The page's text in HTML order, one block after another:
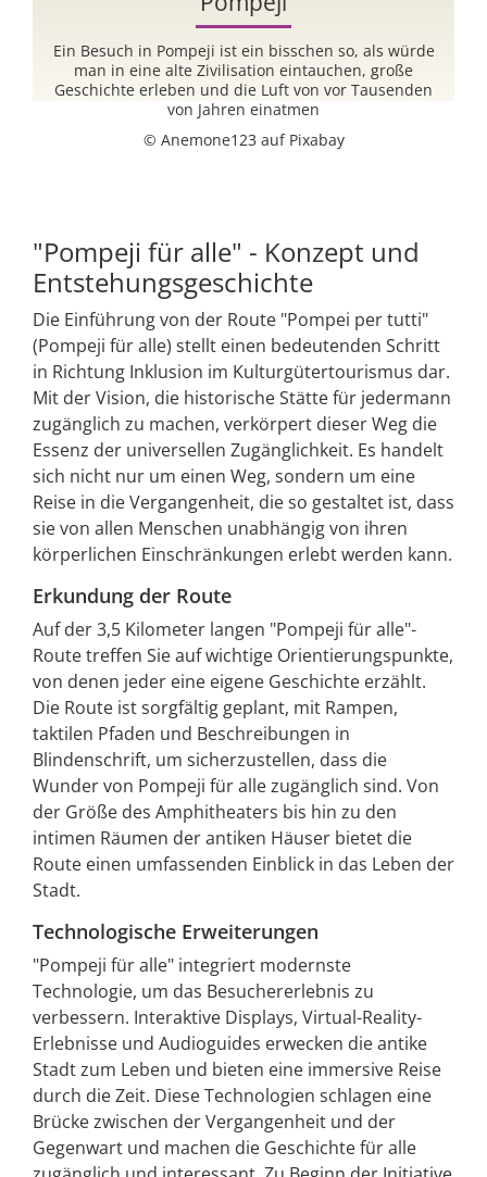
Ein Besuch in Pompeji ist ein bisschen so, als würde
man in eine alte Zivilisation eintauchen, große
Geschichte erleben und die Luft von vor Tausenden
von Jahren einatmen
© Anemone123 auf Pixabay
"Pompeji für alle" - Konzept und
Entstehungsgeschichte
Die Einführung von der Route "Pompei per tutti"
(Pompeji für alle) stellt einen bedeutenden Schritt
in Richtung Inklusion im Kulturgütertourismus dar.
Mit der Vision, die historische Stätte für jedermann
zugänglich zu machen, verkörpert dieser Weg die
Essenz der universellen Zugänglichkeit. Es handelt
sich nicht nur um einen Weg, sondern um eine
Reise in die Vergangenheit, die so gestaltet ist, dass
sie von allen Menschen unabhängig von ihren
körperlichen Einschränkungen erlebt werden kann.
Erkundung der Route
Auf der 3,5 Kilometer langen "Pompeji für alle"-
Route treffen Sie auf wichtige Orientierungspunkte,
von denen jeder eine eigene Geschichte erzählt.
Die Route ist sorgfältig geplant, mit Rampen,
taktilen Pfaden und Beschreibungen in
Blindenschrift, um sicherzustellen, dass die
Wunder von Pompeji für alle zugänglich sind. Von
der Größe des Amphitheaters bis hin zu den
intimen Räumen der antiken Häuser bietet die
Route einen umfassenden Einblick in das Leben der
Stadt.
Technologische Erweiterungen
"Pompeji für alle" integriert modernste
Technologie, um das Besuchererlebnis zu
verbessern. Interaktive Displays, Virtual-Reality-
Erlebnisse und Audioguides erwecken die antike
Stadt zum Leben und bieten eine immersive Reise
durch die Zeit. Diese Technologien schlagen eine
Brücke zwischen der Vergangenheit und der
Gegenwart und machen die Geschichte für alle